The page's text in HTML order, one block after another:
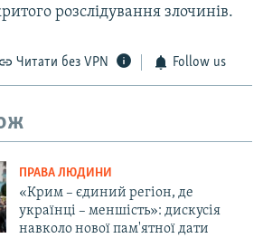
розслідування злочинів.
Читати без VPN Follow us
ПРАВА ЛЮДИНИ
«Крим – єдиний регіон, де
українці – меншість»: дискусія
навколо нової пам'ятної дати